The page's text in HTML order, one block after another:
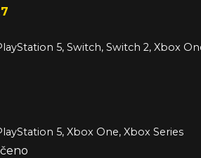
5, Xbox One, Xbox Series